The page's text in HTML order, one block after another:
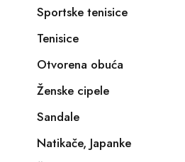
Sportske tenisice
Tenisice
Otvorena obuća
Ženske cipele
Sandale
Natikače, Japanke